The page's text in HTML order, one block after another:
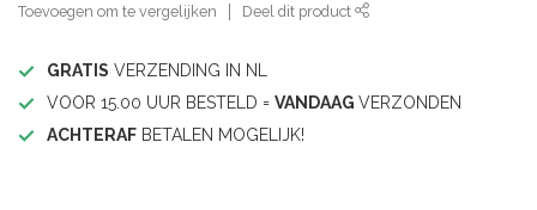
Toevoegen om te vergelijken Deel dit product
GRATIS VERZENDING IN NL
VOOR 15.00 UUR BESTELD = VANDAAG VERZONDEN
ACHTERAF BETALEN MOGELIJK!